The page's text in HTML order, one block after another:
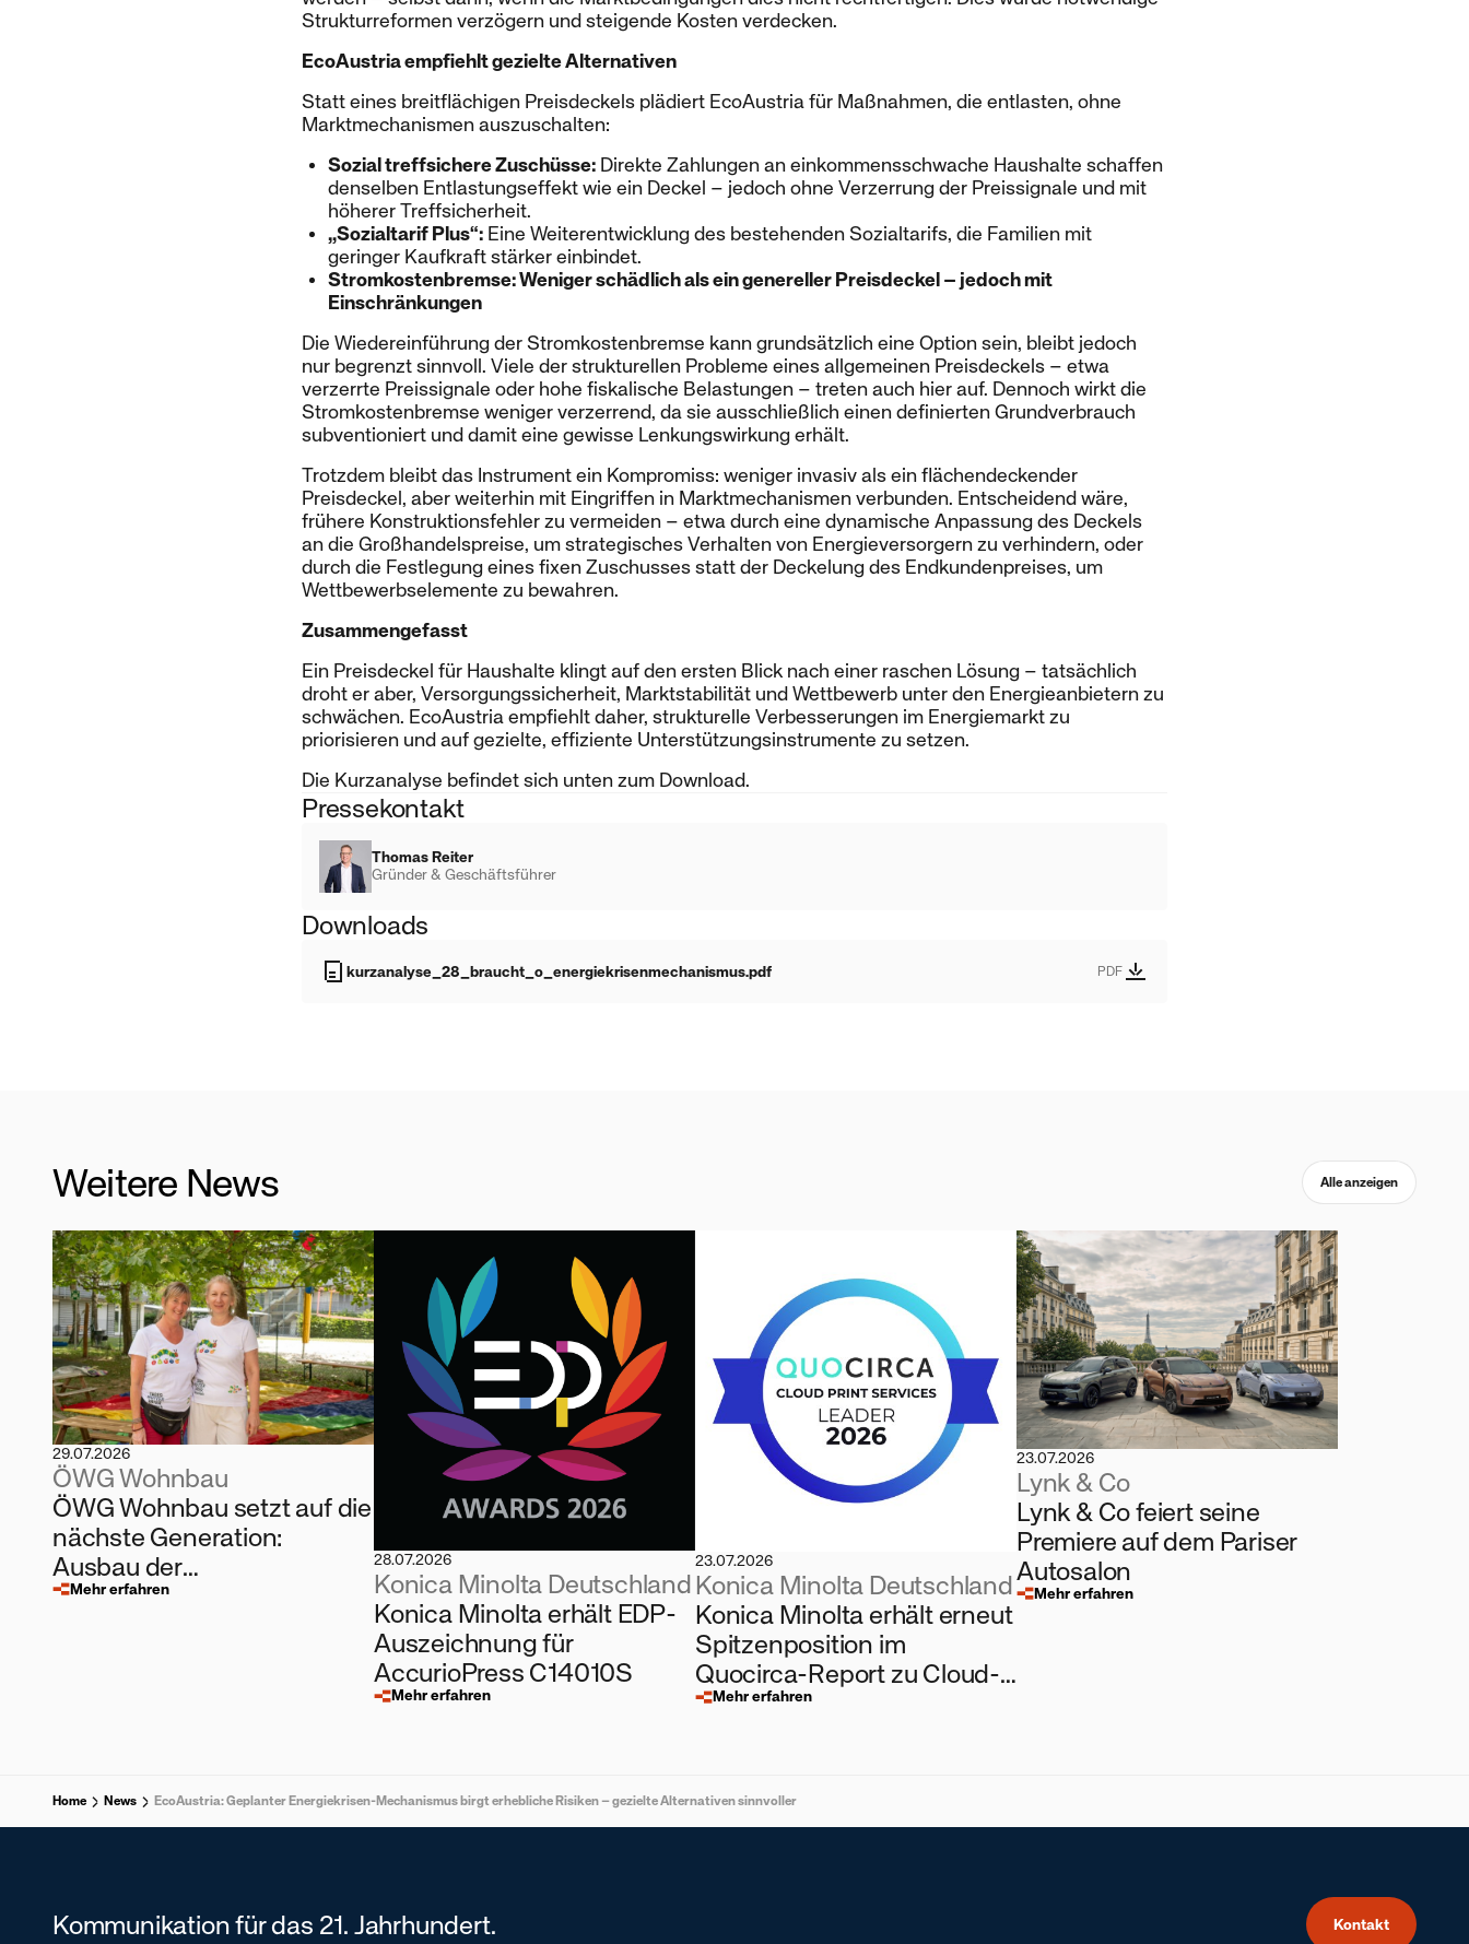
Strukturreformen verzögern und steigende Kosten verdecken.
EcoAustria empfiehlt gezielte Alternativen
Statt eines breitflächigen Preisdeckels plädiert EcoAustria für Maßnahmen, die entlasten, ohne
Marktmechanismen auszuschalten:
Sozial treffsichere Zuschüsse: Direkte Zahlungen an einkommensschwache Haushalte schaffen
denselben Entlastungseffekt wie ein Deckel – jedoch ohne Verzerrung der Preissignale und mit
höherer Treffsicherheit.
„Sozialtarif Plus“: Eine Weiterentwicklung des bestehenden Sozialtarifs, die Familien mit
geringer Kaufkraft stärker einbindet.
Stromkostenbremse: Weniger schädlich als ein genereller Preisdeckel – jedoch mit
Einschränkungen
Die Wiedereinführung der Stromkostenbremse kann grundsätzlich eine Option sein, bleibt jedoch
nur begrenzt sinnvoll. Viele der strukturellen Probleme eines allgemeinen Preisdeckels – etwa
verzerrte Preissignale oder hohe fiskalische Belastungen – treten auch hier auf. Dennoch wirkt die
Stromkostenbremse weniger verzerrend, da sie ausschließlich einen definierten Grundverbrauch
subventioniert und damit eine gewisse Lenkungswirkung erhält.
Trotzdem bleibt das Instrument ein Kompromiss: weniger invasiv als ein flächendeckender
Preisdeckel, aber weiterhin mit Eingriffen in Marktmechanismen verbunden. Entscheidend wäre,
frühere Konstruktionsfehler zu vermeiden – etwa durch eine dynamische Anpassung des Deckels
an die Großhandelspreise, um strategisches Verhalten von Energieversorgern zu verhindern, oder
durch die Festlegung eines fixen Zuschusses statt der Deckelung des Endkundenpreises, um
Wettbewerbselemente zu bewahren.
Zusammengefasst
Ein Preisdeckel für Haushalte klingt auf den ersten Blick nach einer raschen Lösung – tatsächlich
droht er aber, Versorgungssicherheit, Marktstabilität und Wettbewerb unter den Energieanbietern zu
schwächen. EcoAustria empfiehlt daher, strukturelle Verbesserungen im Energiemarkt zu
priorisieren und auf gezielte, effiziente Unterstützungsinstrumente zu setzen.
Die Kurzanalyse befindet sich unten zum Download.
Pressekontakt
Thomas Reiter
Gründer & Geschäftsführer
Downloads
kurzanalyse_28_braucht_o_energiekrisenmechanismus.pdf PDF
Weitere News Alle anzeigen
29.07.2026
ÖWG Wohnbau
ÖWG Wohnbau setzt auf die
nächste Generation:
Ausbau der
Kinderbetreuung und
Mehr erfahren
28.07.2026
Konica Minolta Deutschland
Konica Minolta erhält EDP-
Auszeichnung für
AccurioPress C14010S
Mehr erfahren
23.07.2026
Konica Minolta Deutschland
Konica Minolta erhält erneut
Spitzenposition im
Quocirca-Report zu Cloud-
Drucklösungen
Mehr erfahren
23.07.2026
Lynk & Co
Lynk & Co feiert seine
Premiere auf dem Pariser
Autosalon
Mehr erfahren
Home News EcoAustria: Geplanter Energiekrisen-Mechanismus birgt erhebliche Risiken – gezielte Alternativen sinnvoller
Kommunikation für das 21. Jahrhundert. Kontakt